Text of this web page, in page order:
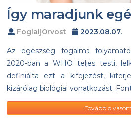
Így maradjunk
FoglaljOrvost 2023.08.07.
Az egészség fogalma
2020-ban a WHO teljes testi,
definiálta ezt a kifejezést,
kizárólag biológiai vonatkozást.
Tovább